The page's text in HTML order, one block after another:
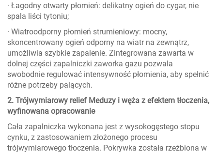
· Łagodny otwarty płomień: delikatny ogień do cygar, nie
spala liści tytoniu;
· Wiatroodporny płomień strumieniowy: mocny,
skoncentrowany ogień odporny na wiatr na zewnątrz,
umożliwia szybkie zapalenie. Zintegrowana zawarta w
dolnej części zapalniczki zaworka gazu pozwala
swobodnie regulować intensywność płomienia, aby spełnić
różne potrzeby palących.
2. Trójwymiarowy relief Meduzy i węża z efektem tłoczenia,
wyfinowana opracowanie
Cała zapalniczka wykonana jest z wysokogęstego stopu
cynku, z zastosowaniem złożonego procesu
trójwymiarowego tłoczenia. Pokrywka została rzeźbiona w